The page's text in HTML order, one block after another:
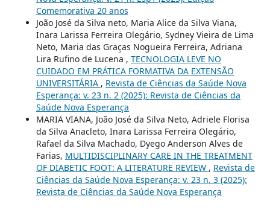
Comemorativa 20 anos
João José da Silva neto, Maria Alice da Silva Viana,
Inara Larissa Ferreira Olegário, Sydney Vieira de Lima
Neto, Maria das Graças Nogueira Ferreira, Adriana
Lira Rufino de Lucena , TECNOLOGIA LEVE NO
CUIDADO EM PRÁTICA FORMATIVA DA EXTENSÃO
UNIVERSITÁRIA , Revista de Ciências da Saúde Nova
Esperança: v. 23 n. 2 (2025): Revista de Ciências da
Saúde Nova Esperança
MARIA VIANA, João José da Silva Neto, Adriele Florisa
da Silva Anacleto, Inara Larissa Ferreira Olegário,
Rafael da Silva Machado, Dyego Anderson Alves de
Farias, MULTIDISCIPLINARY CARE IN THE TREATMENT
OF DIABETIC FOOT: A LITERATURE REVIEW , Revista de
Ciências da Saúde Nova Esperança: v. 23 n. 3 (2025):
Revista de Ciências da Saúde Nova Esperança